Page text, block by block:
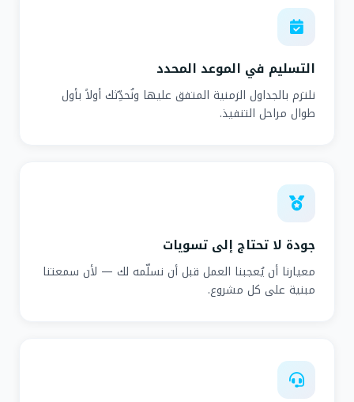
التسليم في الموعد المحدد
نلتزم بالجداول الزمنية المتفق عليها ونُحدِّثك أولاً بأول
طوال مراحل التنفيذ.
جودة لا تحتاج إلى تسويات
معيارنا أن يُعجبنا العمل قبل أن نسلّمه لك — لأن سمعتنا
مبنية على كل مشروع.